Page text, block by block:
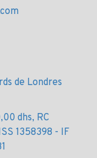
de Londres
dhs, RC
1358398 - IF